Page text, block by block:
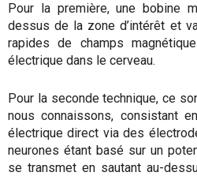
Pour la première, une bobine
dessus de la zone d’intérêt et
rapides de champs
électrique dans le cerveau.
Pour la seconde technique, ce
nous connaissons, consistant
électrique direct via des
neurones étant basé sur un
se transmet en sautant au-